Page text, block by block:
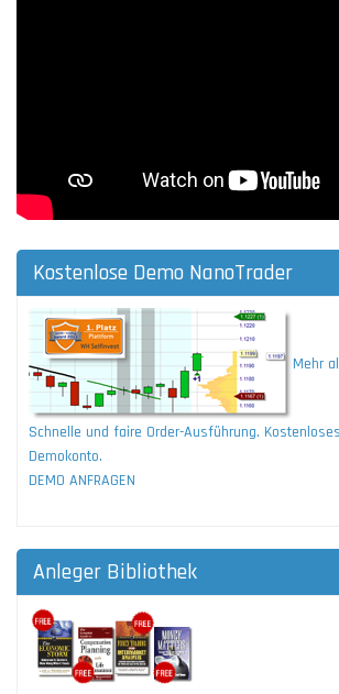
Kostenlose Demo NanoTrader
Mehr
Schnelle und faire Order-Ausführung.
Demokonto.
DEMO ANFRAGEN
Anleger Bibliothek